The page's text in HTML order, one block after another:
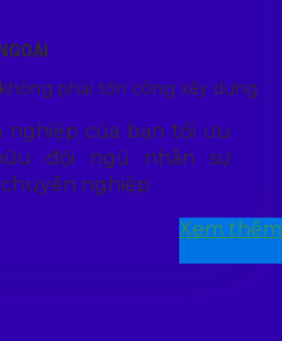
phải tốn công xây dựng
của bạn tối ưu
đội ngũ nhân sự
nghiệp
Xem thêm